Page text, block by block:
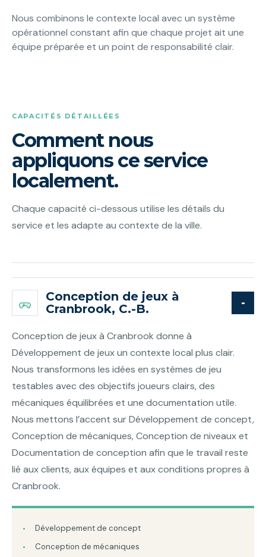
Nous combinons le contexte local avec un système
opérationnel constant afin que chaque projet ait une
équipe préparée et un point de responsabilité clair.
CAPACITÉS DÉTAILLÉES
Comment nous
appliquons ce service
localement.
Chaque capacité ci-dessous utilise les détails du
service et les adapte au contexte de la ville.
Conception de jeux à
Cranbrook, C.-B.
Conception de jeux à Cranbrook donne à
Développement de jeux un contexte local plus clair.
Nous transformons les idées en systèmes de jeu
testables avec des objectifs joueurs clairs, des
mécaniques équilibrées et une documentation utile.
Nous mettons l’accent sur Développement de concept,
Conception de mécaniques, Conception de niveaux et
Documentation de conception afin que le travail reste
lié aux clients, aux équipes et aux conditions propres à
Cranbrook.
Développement de concept
Conception de mécaniques